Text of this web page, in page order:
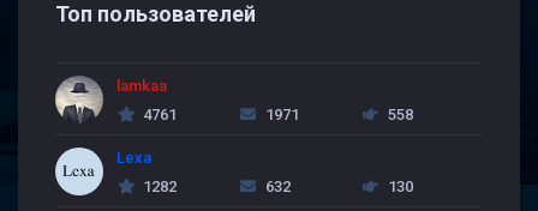
Топ пользователей
lamkaa
4761
1971 558
Lexa
1282
632 130